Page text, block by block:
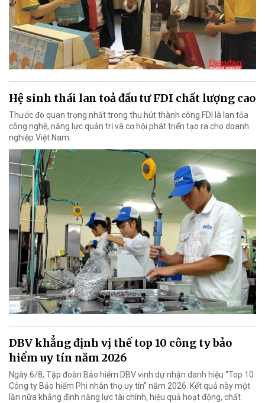
Hệ sinh thái lan toả đầu tư FDI chất lượng cao
Thước đo quan trọng nhất trong thu hút thành công FDI là lan tỏa
công nghệ, năng lực quản trị và cơ hội phát triển tạo ra cho doanh
nghiệp Việt Nam.
DBV khẳng định vị thế top 10 công ty bảo
hiểm uy tín năm 2026
Ngày 6/8, Tập đoàn Bảo hiểm DBV vinh dự nhận danh hiệu “Top 10
Công ty Bảo hiểm Phi nhân thọ uy tín” năm 2026. Kết quả này một
lần nữa khẳng định năng lực tài chính, hiệu quả hoạt động, chất